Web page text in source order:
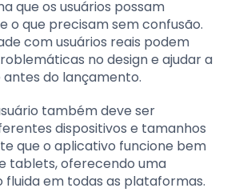
que os usuários possam
o que precisam sem confusão.
com usuários reais podem
no design e ajudar a
do lançamento.
também deve ser
dispositivos e tamanhos
que o aplicativo funcione bem
tablets, oferecendo uma
fluida em todas as plataformas.